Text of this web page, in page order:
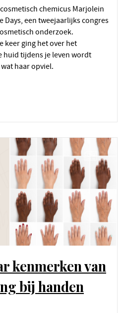
chemicus Marjolein
Days, een tweejaarlijks congres
onderzoek.
keer ging het over het
huid tijdens je leven wordt
haar opviel.
bij handen